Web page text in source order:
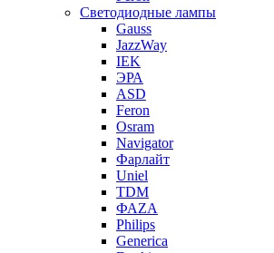
Светодиодные лампы
Gauss
JazzWay
IEK
ЭРА
ASD
Feron
Osram
Navigator
Фарлайт
Uniel
TDM
ФАZА
Philips
Generica